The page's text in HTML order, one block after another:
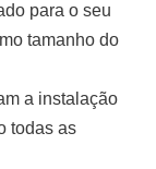
para o seu
tamanho do
a instalação
todas as